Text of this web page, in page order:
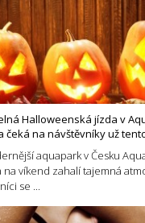
Halloweenská jízda v
čeká na návštěvníky už
aquapark v Česku
na víkend zahalí tajemná
se ...